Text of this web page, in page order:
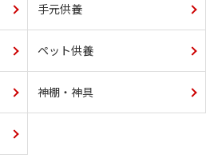
手元供養
ペット供養
神棚・神具